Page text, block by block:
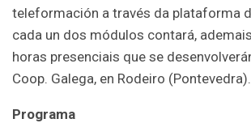
teleformación a través da plataforma
cada un dos módulos contará,
horas presenciais que se
Coop. Galega, en Rodeiro (Pontevedra).
Programa